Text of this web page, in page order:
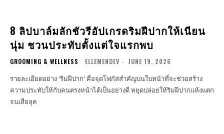
8 ลิปบาล์มลักชัวรีอัปเกรดริมฝีปากให้เนียน
นุ่ม ชวนประทับตั้งแต่ใจแรกพบ
GROOMING & WELLNESS ELLEMENDEV - JUNE 19, 2026
รายละเอียดอย่าง 'ริมฝีปาก' คือจุดโฟกัสสำคัญบนใบหน้าที่จะช่วยสร้าง
ความประทับให้กับคนตรงหน้าได้เป็นอย่างดี หยุดปล่อยให้ริมฝีปากแห้งแตก
จนเสียลุค